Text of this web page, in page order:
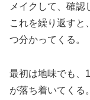
メイクして、確認
これを繰り返すと
つ分かってくる。
最初は地味でも、
が落ち着いてくる。